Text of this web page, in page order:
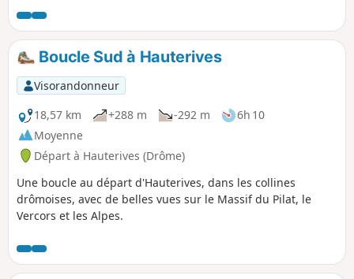
Peut-être même que certaines portions du
parcours faisaient partie de sa tournée !
Boucle Sud à Hauterives
Visorandonneur
18,57 km
+288 m -292 m
6h 10
Moyenne
Départ à Hauterives (Drôme)
Une boucle au départ d'Hauterives, dans les collines
drômoises, avec de belles vues sur le Massif du Pilat, le
Vercors et les Alpes.